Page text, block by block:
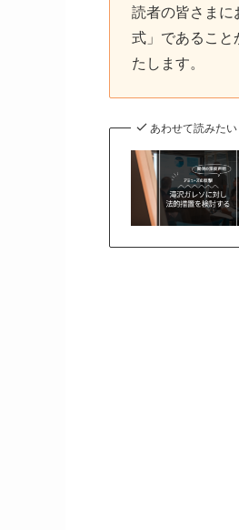
読者の皆さま
式」であるこ
たします。
あわせて読みたい